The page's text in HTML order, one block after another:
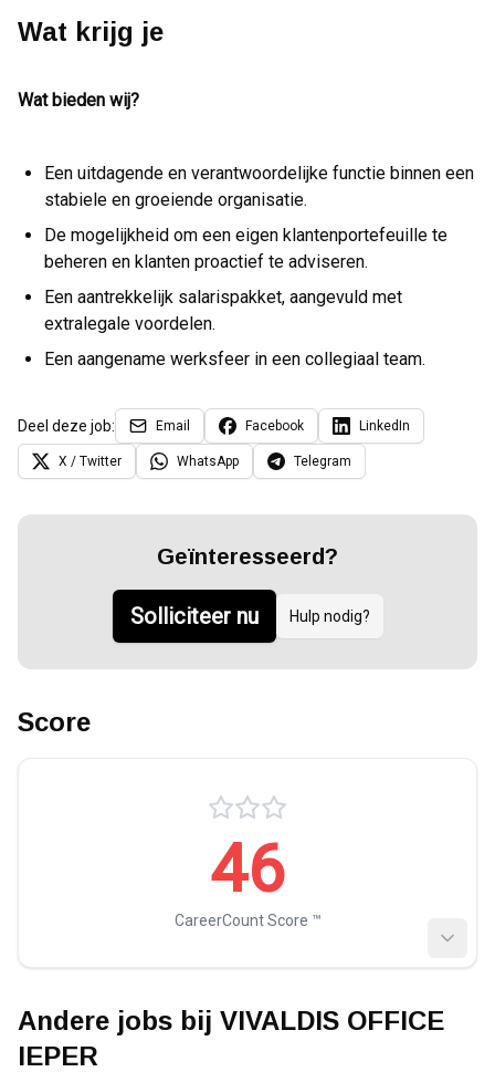
Wat krijg je
Wat bieden wij?
Een uitdagende en verantwoordelijke functie binnen een
stabiele en groeiende organisatie.
De mogelijkheid om een eigen klantenportefeuille te
beheren en klanten proactief te adviseren.
Een aantrekkelijk salarispakket, aangevuld met
extralegale voordelen.
Een aangename werksfeer in een collegiaal team.
Deel deze job: Email Facebook LinkedIn
X / Twitter WhatsApp Telegram
Geïnteresseerd?
Solliciteer nu Hulp nodig?
Score
46
CareerCount Score ™️
Andere jobs bij VIVALDIS OFFICE
IEPER